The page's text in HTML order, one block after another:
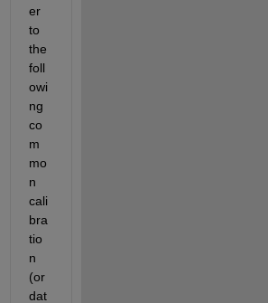
er
to
the
foll
owi
ng
co
m
mo
n
cali
bra
tio
n
(or
dat